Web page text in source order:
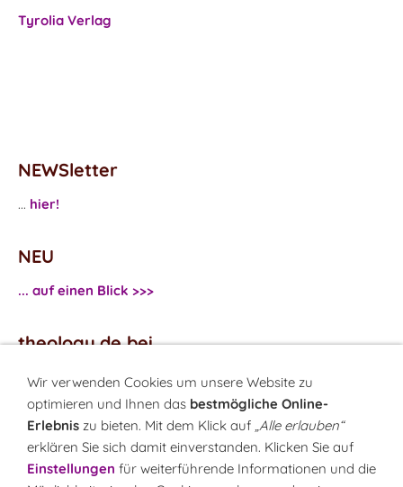
Tyrolia Verlag
NEWSletter
... hier!
NEU
... auf einen Blick >>>
theology.de bei
...Facebook
...Twitter
Monatsrätsel
Wir verwenden Cookies um unsere Website zu
optimieren und Ihnen das bestmögliche Online-
Erlebnis zu bieten. Mit dem Klick auf „Alle erlauben“
erklären Sie sich damit einverstanden. Klicken Sie auf
Einstellungen für weiterführende Informationen und die